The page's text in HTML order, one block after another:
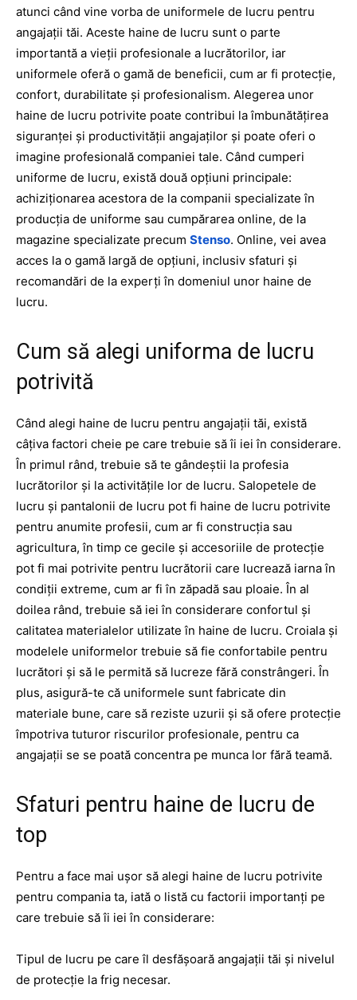
atunci când vine vorba de uniformele de lucru pentru
angajații tăi. Aceste haine de lucru sunt o parte
importantă a vieții profesionale a lucrătorilor, iar
uniformele oferă o gamă de beneficii, cum ar fi protecție,
confort, durabilitate și profesionalism. Alegerea unor
haine de lucru potrivite poate contribui la îmbunătățirea
siguranței și productivității angajaților și poate oferi o
imagine profesională companiei tale. Când cumperi
uniforme de lucru, există două opțiuni principale:
achiziționarea acestora de la companii specializate în
producția de uniforme sau cumpărarea online, de la
magazine specializate precum Stenso. Online, vei avea
acces la o gamă largă de opțiuni, inclusiv sfaturi și
recomandări de la experți în domeniul unor haine de
lucru.
Cum să alegi uniforma de lucru
potrivită
Când alegi haine de lucru pentru angajații tăi, există
câțiva factori cheie pe care trebuie să îi iei în considerare.
În primul rând, trebuie să te gândeștii la profesia
lucrătorilor și la activitățile lor de lucru. Salopetele de
lucru și pantalonii de lucru pot fi haine de lucru potrivite
pentru anumite profesii, cum ar fi construcția sau
agricultura, în timp ce gecile și accesoriile de protecție
pot fi mai potrivite pentru lucrătorii care lucrează iarna în
condiții extreme, cum ar fi în zăpadă sau ploaie. În al
doilea rând, trebuie să iei în considerare confortul și
calitatea materialelor utilizate în haine de lucru. Croiala și
modelele uniformelor trebuie să fie confortabile pentru
lucrători și să le permită să lucreze fără constrângeri. În
plus, asigură-te că uniformele sunt fabricate din
materiale bune, care să reziste uzurii și să ofere protecție
împotriva tuturor riscurilor profesionale, pentru ca
angajații se se poată concentra pe munca lor fără teamă.
Sfaturi pentru haine de lucru de
top
Pentru a face mai ușor să alegi haine de lucru potrivite
pentru compania ta, iată o listă cu factorii importanți pe
care trebuie să îi iei în considerare:
Tipul de lucru pe care îl desfășoară angajații tăi și nivelul
de protecție la frig necesar.